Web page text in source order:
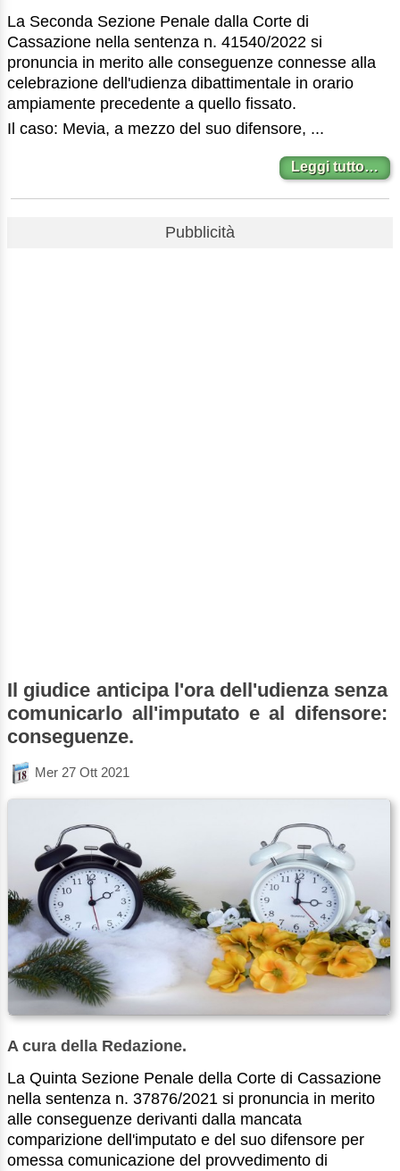
La Seconda Sezione Penale dalla Corte di
Cassazione nella sentenza n. 41540/2022 si
pronuncia in merito alle conseguenze connesse alla
celebrazione dell'udienza dibattimentale in orario
ampiamente precedente a quello fissato.
Il caso: Mevia, a mezzo del suo difensore, ...
Leggi tutto…
Pubblicità
Il giudice anticipa l'ora dell'udienza senza
comunicarlo all'imputato e al difensore:
conseguenze.
Mer 27 Ott 2021
A cura della Redazione.
La Quinta Sezione Penale della Corte di Cassazione
nella sentenza n. 37876/2021 si pronuncia in merito
alle conseguenze derivanti dalla mancata
comparizione dell'imputato e del suo difensore per
omessa comunicazione del provvedimento di